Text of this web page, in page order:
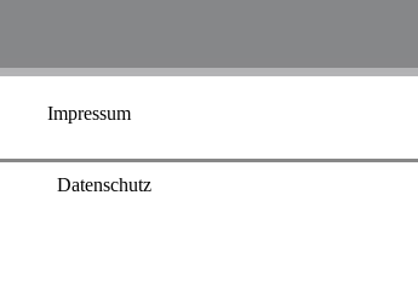
Impressum
Datenschutz